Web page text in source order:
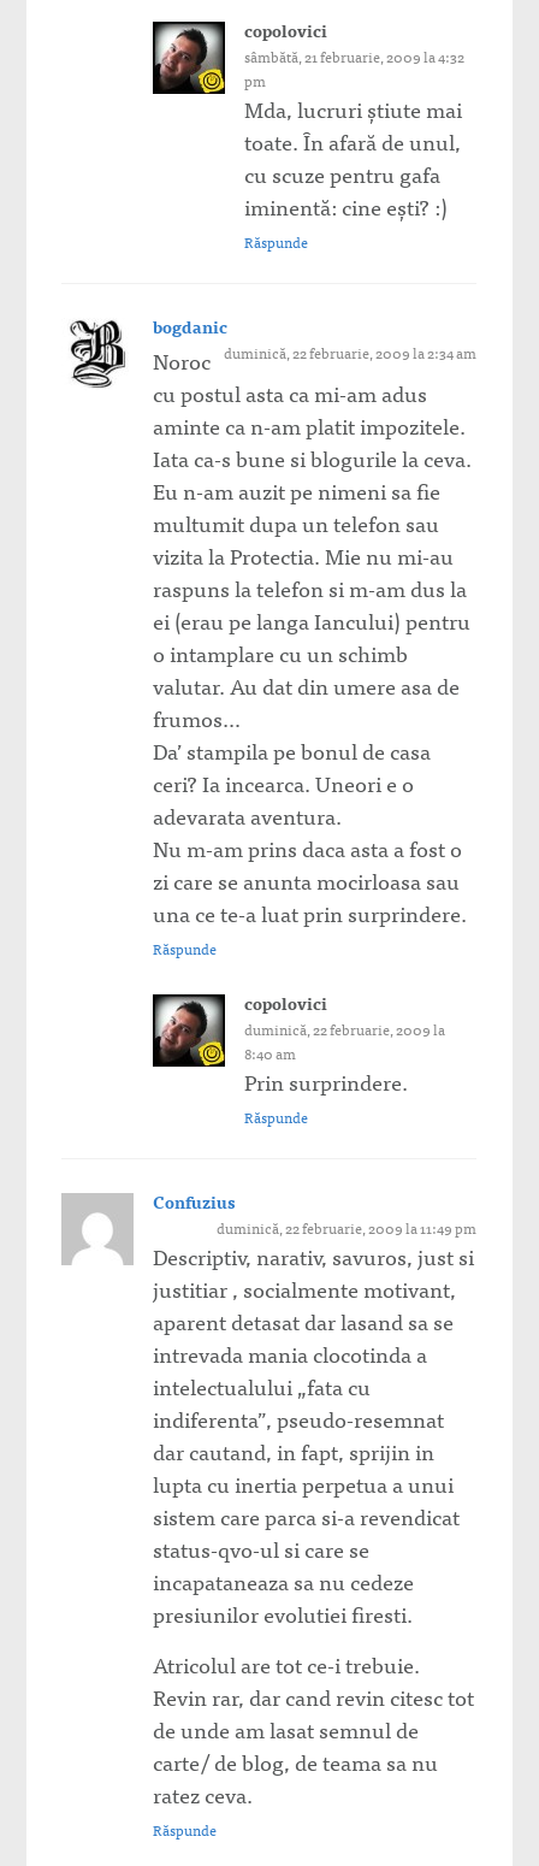
copolovici
sâmbătă, 21 februarie, 2009 la 4:32
pm
Mda, lucruri ştiute mai
toate. În afară de unul,
cu scuze pentru gafa
iminentă: cine eşti? :)
Răspunde
bogdanic
duminică, 22 februarie, 2009 la 2:34 am
Noroc
cu postul asta ca mi-am adus
aminte ca n-am platit impozitele.
Iata ca-s bune si blogurile la ceva.
Eu n-am auzit pe nimeni sa fie
multumit dupa un telefon sau
vizita la Protectia. Mie nu mi-au
raspuns la telefon si m-am dus la
ei (erau pe langa Iancului) pentru
o intamplare cu un schimb
valutar. Au dat din umere asa de
frumos…
Da’ stampila pe bonul de casa
ceri? Ia incearca. Uneori e o
adevarata aventura.
Nu m-am prins daca asta a fost o
zi care se anunta mocirloasa sau
una ce te-a luat prin surprindere.
Răspunde
copolovici
duminică, 22 februarie, 2009 la
8:40 am
Prin surprindere.
Răspunde
Confuzius
duminică, 22 februarie, 2009 la 11:49 pm
Descriptiv, narativ, savuros, just si
justitiar , socialmente motivant,
aparent detasat dar lasand sa se
intrevada mania clocotinda a
intelectualului „fata cu
indiferenta”, pseudo-resemnat
dar cautand, in fapt, sprijin in
lupta cu inertia perpetua a unui
sistem care parca si-a revendicat
status-qvo-ul si care se
incapataneaza sa nu cedeze
presiunilor evolutiei firesti.
Atricolul are tot ce-i trebuie.
Revin rar, dar cand revin citesc tot
de unde am lasat semnul de
carte/ de blog, de teama sa nu
ratez ceva.
Răspunde